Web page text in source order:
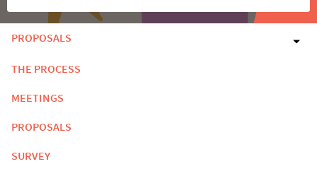
PROPOSALS
THE PROCESS
MEETINGS
PROPOSALS
SURVEY